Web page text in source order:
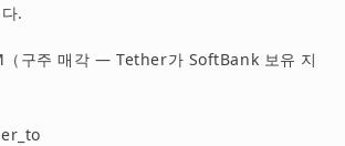
.
구주 매각 — Tether가 SoftBank 보유 지